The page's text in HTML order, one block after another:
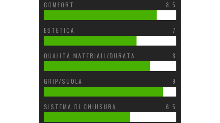
COMFORT 8.5
ESTETICA 7
QUALITÀ MATERIALI/DURATA 8
GRIP/SUOLA 9
SISTEMA DI CHIUSURA 6.5